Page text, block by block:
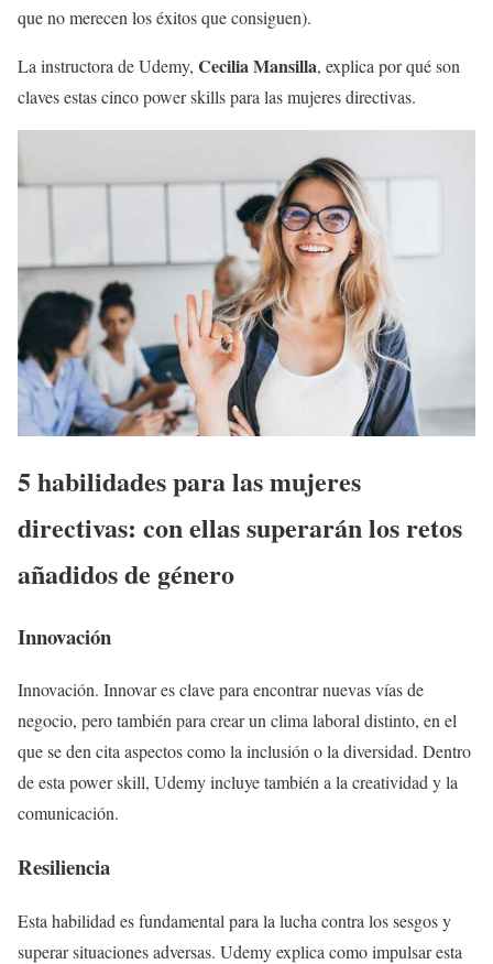
que no merecen los éxitos que consiguen).
La instructora de Udemy, Cecilia Mansilla, explica por qué son
claves estas cinco power skills para las mujeres directivas.
5 habilidades para las mujeres
directivas: con ellas superarán los retos
añadidos de género
Innovación
Innovación. Innovar es clave para encontrar nuevas vías de
negocio, pero también para crear un clima laboral distinto, en el
que se den cita aspectos como la inclusión o la diversidad. Dentro
de esta power skill, Udemy incluye también a la creatividad y la
comunicación.
Resiliencia
Esta habilidad es fundamental para la lucha contra los sesgos y
superar situaciones adversas. Udemy explica como impulsar esta